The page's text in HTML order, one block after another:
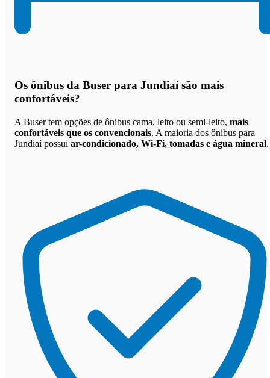
Os ônibus da Buser para Jundiaí são mais
confortáveis?
A Buser tem opções de ônibus cama, leito ou semi-leito, mais
confortáveis que os convencionais. A maioria dos ônibus para
Jundiaí possui ar-condicionado, Wi-Fi, tomadas e água mineral.